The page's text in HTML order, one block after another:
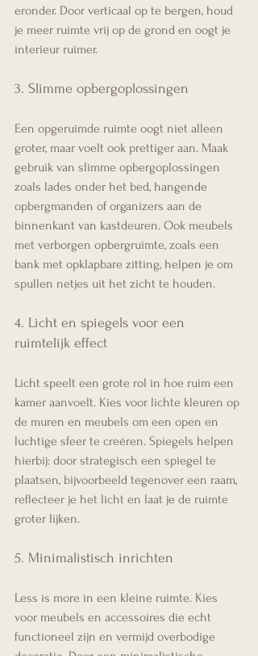
eronder. Door verticaal op te bergen, houd
je meer ruimte vrij op de grond en oogt je
interieur ruimer.
3. Slimme opbergoplossingen
Een opgeruimde ruimte oogt niet alleen
groter, maar voelt ook prettiger aan. Maak
gebruik van slimme opbergoplossingen
zoals lades onder het bed, hangende
opbergmanden of organizers aan de
binnenkant van kastdeuren. Ook meubels
met verborgen opbergruimte, zoals een
bank met opklapbare zitting, helpen je om
spullen netjes uit het zicht te houden.
4. Licht en spiegels voor een
ruimtelijk effect
Licht speelt een grote rol in hoe ruim een
kamer aanvoelt. Kies voor lichte kleuren op
de muren en meubels om een open en
luchtige sfeer te creëren. Spiegels helpen
hierbij: door strategisch een spiegel te
plaatsen, bijvoorbeeld tegenover een raam,
reflecteer je het licht en laat je de ruimte
groter lijken.
5. Minimalistisch inrichten
Less is more in een kleine ruimte. Kies
voor meubels en accessoires die echt
functioneel zijn en vermijd overbodige